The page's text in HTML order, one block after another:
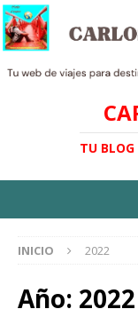
TU BLOG
INICIO 2022
Año: 2022